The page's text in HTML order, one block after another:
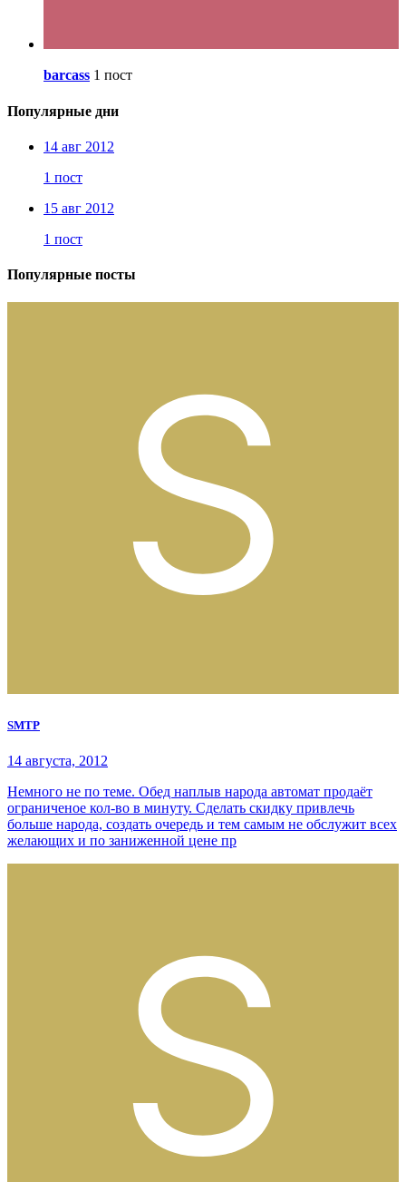
barcass 1 пост
Популярные дни
14 авг 2012
1 пост
15 авг 2012
1 пост
Популярные посты
SMTP
14 августа, 2012
Немного не по теме. Обед наплыв народа автомат продаёт
ограниченое кол-во в минуту. Сделать скидку привлечь
больше народа, создать очередь и тем самым не обслужит всех
желающих и по заниженной цене пр